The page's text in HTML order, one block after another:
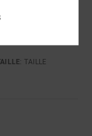
: TAILLE